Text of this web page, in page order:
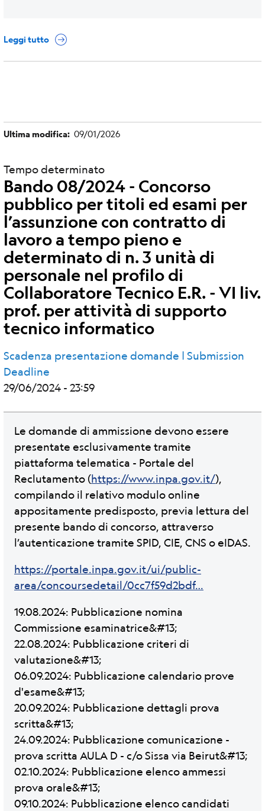
Leggi tutto
Ultima modifica 09/01/2026
Tempo determinato
Bando 08/2024 - Concorso
pubblico per titoli ed esami per
l’assunzione con contratto di
lavoro a tempo pieno e
determinato di n. 3 unità di
personale nel profilo di
Collaboratore Tecnico E.R. - VI liv.
prof. per attività di supporto
tecnico informatico
Scadenza presentazione domande | Submission
Deadline
29/06/2024 - 23:59
Le domande di ammissione devono essere
presentate esclusivamente tramite
piattaforma telematica - Portale del
Reclutamento (https://www.inpa.gov.it/),
compilando il relativo modulo online
appositamente predisposto, previa lettura del
presente bando di concorso, attraverso
l’autenticazione tramite SPID, CIE, CNS o eIDAS.
https://portale.inpa.gov.it/ui/public-
area/concoursedetail/0cc7f59d2bdf…
19.08.2024: Pubblicazione nomina
Commissione esaminatrice&#13;
22.08.2024: Pubblicazione criteri di
valutazione&#13;
06.09.2024: Pubblicazione calendario prove
d'esame&#13;
20.09.2024: Pubblicazione dettagli prova
scritta&#13;
24.09.2024: Pubblicazione comunicazione -
prova scritta AULA D - c/o Sissa via Beirut&#13;
02.10.2024: Pubblicazione elenco ammessi
prova orale&#13;
09.10.2024: Pubblicazione elenco candidati